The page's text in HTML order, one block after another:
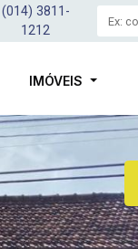
(014) 3811-
1212
IMÓVEIS